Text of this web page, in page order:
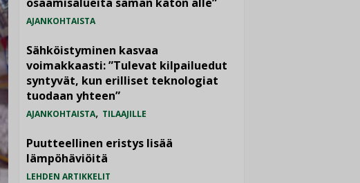
AJANKOHTAISTA
Sähköistyminen kasvaa
voimakkaasti: ”Tulevat kilpailuedut
syntyvät, kun erilliset teknologiat
tuodaan yhteen”
AJANKOHTAISTA, TILAAJILLE
Puutteellinen eristys lisää
lämpöhäviöitä
LEHDEN ARTIKKELIT